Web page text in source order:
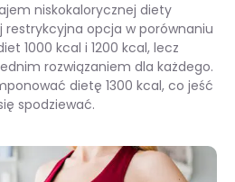
niskokalorycznej diety
opcja w porównaniu
1000 kcal i 1200 kcal, lecz
rozwiązaniem dla każdego.
dietę 1300 kcal, co jeść
spodziewać.